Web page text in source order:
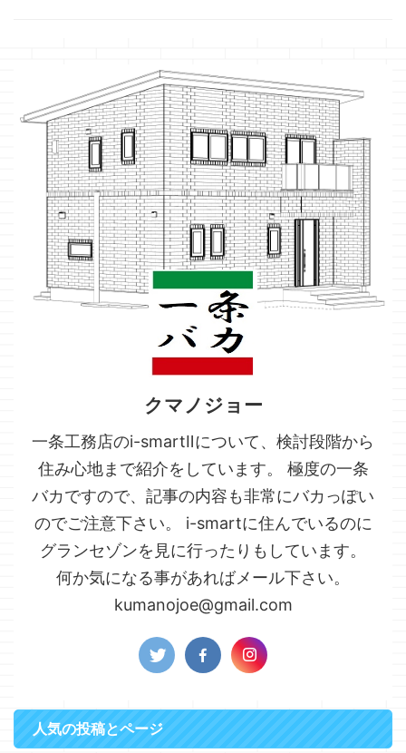
クマノジョー
一条工務店のi-smartⅡについて、検討段階から
住み心地まで紹介をしています。 極度の一条
バカですので、記事の内容も非常にバカっぽい
のでご注意下さい。 i-smartに住んでいるのに
グランセゾンを見に行ったりもしています。
何か気になる事があればメール下さい。
kumanojoe@gmail.com
人気の投稿とページ